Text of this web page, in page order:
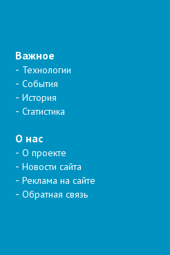
Важное
Технологии
События
История
Статистика
О нас
О проекте
Новости сайта
Реклама на сайте
Обратная связь